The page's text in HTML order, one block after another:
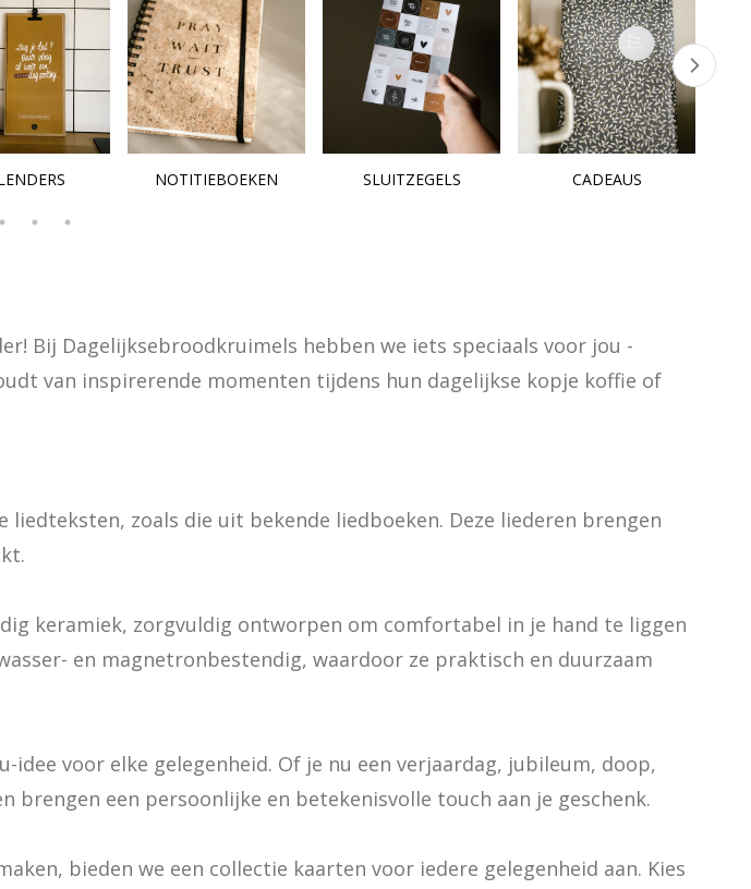
NOTITIEBOEKEN SLUITZEGELS CADEAUS
Bij Dagelijksebroodkruimels hebben we iets speciaals voor jou -
van inspirerende momenten tijdens hun dagelijkse kopje koffie of
zoals die uit bekende liedboeken. Deze liederen brengen
keramiek, zorgvuldig ontworpen om comfortabel in je hand te liggen
en magnetronbestendig, waardoor ze praktisch en duurzaam
idee voor elke gelegenheid. Of je nu een verjaardag, jubileum, doop,
een persoonlijke en betekenisvolle touch aan je geschenk.
bieden we een collectie kaarten voor iedere gelegenheid aan. Kies